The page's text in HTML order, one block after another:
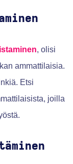
, olisi
ammattilaisia.
Etsi
joilla